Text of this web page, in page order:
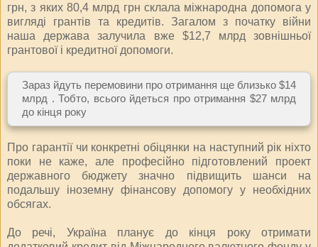
грн, з яких 80,4 млрд грн склала міжнародна допомога у
вигляді грантів та кредитів. Загалом з початку війни
наша держава залучила вже $12,7 млрд зовнішньої
грантової і кредитної допомоги.
Зараз йдуть перемовини про отримання ще близько $14
млрд . Тобто, всього йдеться про отримання $27 млрд
до кінця року
Про гарантії чи конкретні обіцянки на наступний рік ніхто
поки не каже, але професійно підготовлений проект
державного бюджету значно підвищить шанси на
подальшу іноземну фінансову допомогу у необхідних
обсягах.
До речі, Україна планує до кінця року отримати